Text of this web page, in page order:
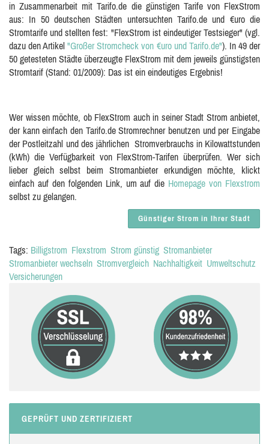
in Zusammenarbeit mit Tarifo.de die günstigen Tarife von FlexStrom
aus: In 50 deutschen Städten untersuchten Tarifo.de und €uro die
Stromtarife und stellten fest: "FlexStrom ist eindeutiger Testsieger" (vgl.
dazu den Artikel"Großer Stromcheck von €uro und Tarifo.de"). In 49 der
50 getesteten Städte überzeugte FlexStrom mit dem jeweils günstigsten
Stromtarif (Stand: 01/2009): Das ist ein eindeutiges Ergebnis!
Wer wissen möchte, ob FlexStrom auch in seiner Stadt Strom anbietet,
der kann einfach den Tarifo.de Stromrechner benutzen und per Eingabe
der Postleitzahl und des jährlichen Stromverbrauchs in Kilowattstunden
(kWh) die Verfügbarkeit von FlexStrom-Tarifen überprüfen. Wer sich
lieber gleich selbst beim Stromanbieter erkundigen möchte, klickt
einfach auf den folgenden Link, um auf die Homepage von Flexstrom
selbst zu gelangen.
Günstiger Strom in Ihrer Stadt
Tags: Billigstrom Flexstrom Strom günstig Stromanbieter
Stromanbieter wechseln Stromvergleich Nachhaltigkeit Umweltschutz
Versicherungen
GEPRÜFT UND ZERTIFIZIERT